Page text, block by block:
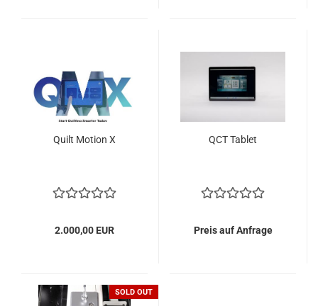
Quilt Motion X
2.000,00 EUR
QCT Tablet
Preis auf Anfrage
SOLD OUT